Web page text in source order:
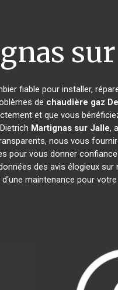
sur
fiable pour installer,
de chaudière gaz
et que vous
Martignas sur Jalle,
nous vous
pour vous donner
des avis élogieux sur
maintenance pour votre